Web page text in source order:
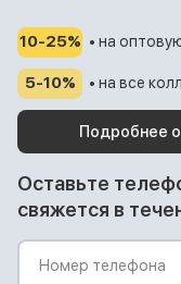
10-25% • на
5-10% • на все
Подробнее
Оставьте
свяжется в